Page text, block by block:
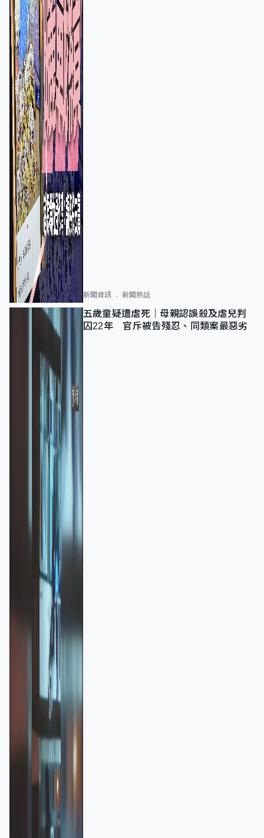
新聞資訊 新聞熱話
五歲童疑遭虐死｜母親認誤殺及虐兒判
囚22年 官斥被告殘忍、同類案最惡劣